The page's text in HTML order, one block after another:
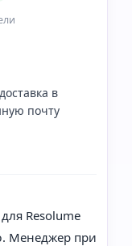
в
почту
Resolume
Менеджер при